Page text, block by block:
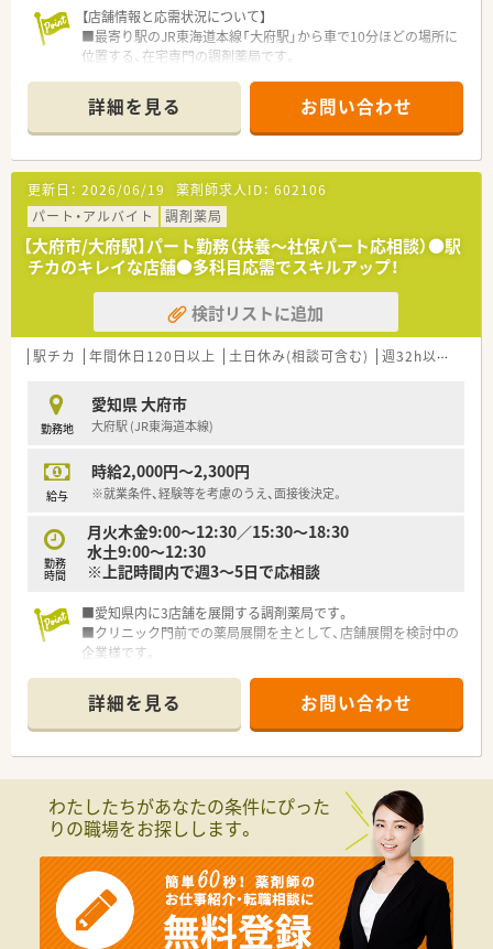
制度にも注力しています。
【店舗情報と応需状況について】
■最寄り駅のJR東海道本線「大府駅」から車で10分ほどの場所に
位置する、在宅専門の調剤薬局です。
の高い知識を深く学ぶことができます。
■外来はほとんどなく、現在は薬剤師1名と事務員で在宅業務に
集中できる落ち着いた環境です。
【求人情報について】
■在宅医療に未経験から挑戦でき、ご経験を考慮し年収500万円
から550万円を想定しています。
■年俸制を採用しているため賞与はありませんが、その分が月々
の給与に反映され安定した収入を得られます。
■薬剤師手当はもちろんのこと、将来的に管理薬剤師を担う際に
は管理薬剤師手当も支給されます。
【勤務実態について】
■勤務時間は平日の18時までとなっており、法人全体として残
■休日は日曜・祝日が固定の週休2日制のため、プライベートの
時間をしっかりと確保できます。
■ラウンダー勤務の薬剤師も在籍しており、法人全体でサポート
詳細を見る お問い合わせ
更新日： 2026/06/19 薬剤師求人ID： 602106
パート・アルバイト
調剤薬局
【大府市/大府駅】パート勤務（扶養～社保パート応相談）●駅
チカのキレイな店舗●多科目応需でスキルアップ！
検討リストに追加
駅チカ 年間休日120日以上 土日休み(相談可含む) 週32h以上
勤務地
愛知県 大府市
大府駅 (JR東海道本線)
給与
時給2,000円～2,300円
※就業条件、経験等を考慮のうえ、面接後決定。
勤務
時間
月火木金9:00～12:30／15:30～18:30
水土9:00～12:30
※上記時間内で週3～5日で応相談
■愛知県内に3店舗を展開する調剤薬局です。
■クリニック門前での薬局展開を主として、店舗展開を検討中の
企業様です。
■駅から徒歩10分の距離で、公共交通機関での通勤も可能な立
地です。
詳細を見る お問い合わせ
わたしたちがあなたの条件にぴった
りの職場をお探しします。